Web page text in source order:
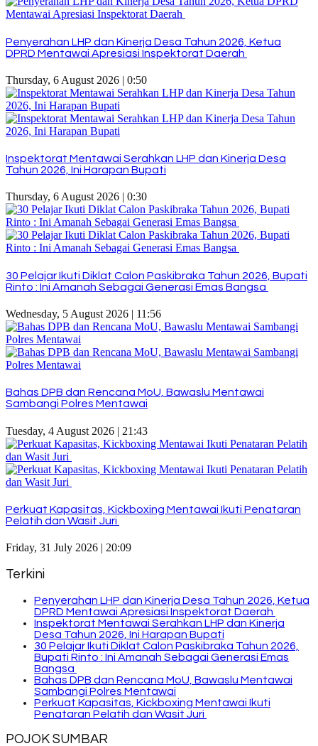
Penyerahan LHP dan Kinerja Desa Tahun 2026, Ketua
DPRD Mentawai Apresiasi Inspektorat Daerah
Thursday, 6 August 2026 | 0:50
Inspektorat Mentawai Serahkan LHP dan Kinerja Desa
Tahun 2026, Ini Harapan Bupati
Thursday, 6 August 2026 | 0:30
30 Pelajar Ikuti Diklat Calon Paskibraka Tahun 2026, Bupati
Rinto : Ini Amanah Sebagai Generasi Emas Bangsa
Wednesday, 5 August 2026 | 11:56
Bahas DPB dan Rencana MoU, Bawaslu Mentawai
Sambangi Polres Mentawai
Tuesday, 4 August 2026 | 21:43
Perkuat Kapasitas, Kickboxing Mentawai Ikuti Penataran
Pelatih dan Wasit Juri
Friday, 31 July 2026 | 20:09
Terkini
Penyerahan LHP dan Kinerja Desa Tahun 2026, Ketua
DPRD Mentawai Apresiasi Inspektorat Daerah
Inspektorat Mentawai Serahkan LHP dan Kinerja
Desa Tahun 2026, Ini Harapan Bupati
30 Pelajar Ikuti Diklat Calon Paskibraka Tahun 2026,
Bupati Rinto : Ini Amanah Sebagai Generasi Emas
Bangsa
Bahas DPB dan Rencana MoU, Bawaslu Mentawai
Sambangi Polres Mentawai
Perkuat Kapasitas, Kickboxing Mentawai Ikuti
Penataran Pelatih dan Wasit Juri
POJOK SUMBAR